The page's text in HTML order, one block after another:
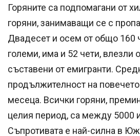
Горяните са подпомагани от
горяни, занимаващи се с
Двадесет и осем от общо 160
големи, има и 52 чети, влезли
съставени от емигранти.
продължителност на повечето
месеца. Всички горяни,
целия период, са между 5000
Съпротивата е най-силна в